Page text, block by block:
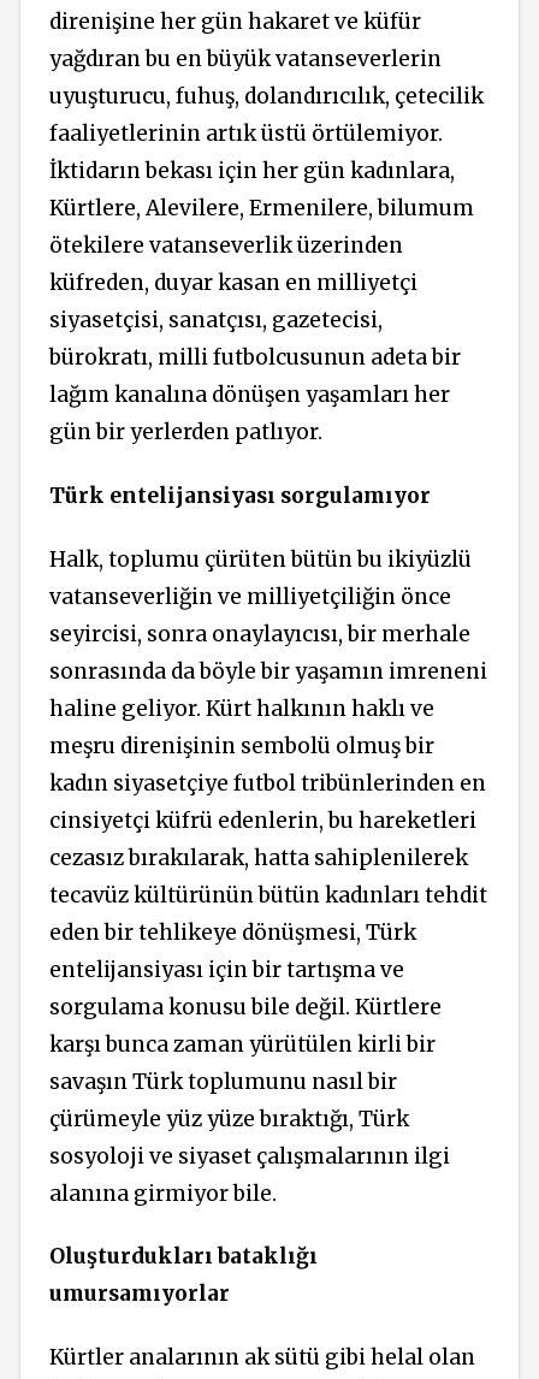
direnişine her gün hakaret ve küfür
yağdıran bu en büyük vatanseverlerin
uyuşturucu, fuhuş, dolandırıcılık, çetecilik
faaliyetlerinin artık üstü örtülemiyor.
İktidarın bekası için her gün kadınlara,
Kürtlere, Alevilere, Ermenilere, bilumum
ötekilere vatanseverlik üzerinden
küfreden, duyar kasan en milliyetçi
siyasetçisi, sanatçısı, gazetecisi,
bürokratı, milli futbolcusunun adeta bir
lağım kanalına dönüşen yaşamları her
gün bir yerlerden patlıyor.
Türk entelijansiyası sorgulamıyor
Halk, toplumu çürüten bütün bu ikiyüzlü
vatanseverliğin ve milliyetçiliğin önce
seyircisi, sonra onaylayıcısı, bir merhale
sonrasında da böyle bir yaşamın imreneni
haline geliyor. Kürt halkının haklı ve
meşru direnişinin sembolü olmuş bir
kadın siyasetçiye futbol tribünlerinden en
cinsiyetçi küfrü edenlerin, bu hareketleri
cezasız bırakılarak, hatta sahiplenilerek
tecavüz kültürünün bütün kadınları tehdit
eden bir tehlikeye dönüşmesi, Türk
entelijansiyası için bir tartışma ve
sorgulama konusu bile değil. Kürtlere
karşı bunca zaman yürütülen kirli bir
savaşın Türk toplumunu nasıl bir
çürümeyle yüz yüze bıraktığı, Türk
sosyoloji ve siyaset çalışmalarının ilgi
alanına girmiyor bile.
Oluşturdukları bataklığı
umursamıyorlar
Kürtler analarının ak sütü gibi helal olan